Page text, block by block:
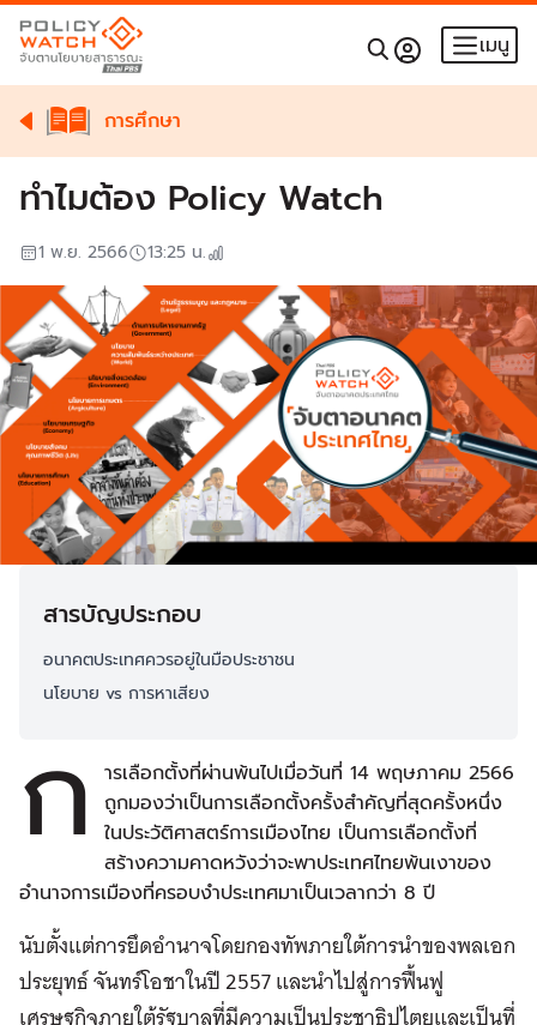
เมนู
การศึกษา
ทำไมต้อง Policy Watch
1 พ.ย. 2566 13:25 น.
สารบัญประกอบ
อนาคตประเทศควรอยู่ในมือประชาชน
นโยบาย vs การหาเสียง
ก
ารเลือกตั้งที่ผ่านพ้นไปเมื่อวันที่ 14 พฤษภาคม 2566
ถูกมองว่าเป็นการเลือกตั้งครั้งสำคัญที่สุดครั้งหนึ่ง
ในประวัติศาสตร์การเมืองไทย เป็นการเลือกตั้งที่
สร้างความคาดหวังว่าจะพาประเทศไทยพ้นเงาของ
อำนาจการเมืองที่ครอบงำประเทศมาเป็นเวลากว่า 8 ปี
นับตั้งแต่การยึดอำนาจโดยกองทัพภายใต้การนำของพลเอก
ประยุทธ์ จันทร์โอชาในปี 2557 และนำไปสู่การฟื้นฟู